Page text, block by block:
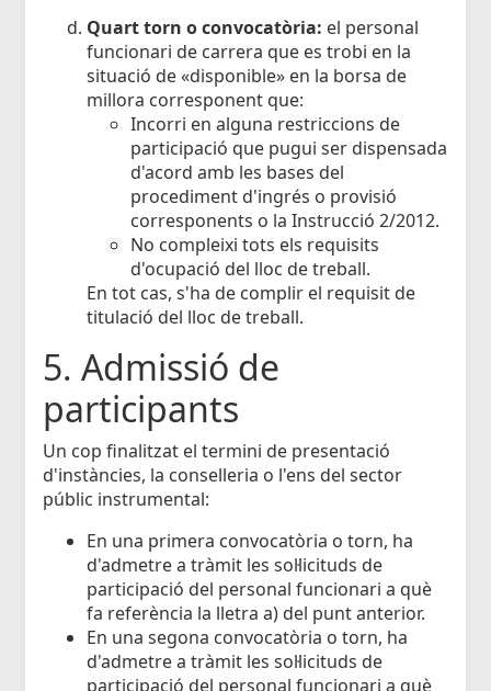
Quart torn o convocatòria: el personal
funcionari de carrera que es trobi en la
situació de «disponible» en la borsa de
millora corresponent que:
Incorri en alguna restriccions de
participació que pugui ser dispensada
d'acord amb les bases del
procediment d'ingrés o provisió
corresponents o la Instrucció 2/2012.
No compleixi tots els requisits
d'ocupació del lloc de treball.
En tot cas, s'ha de complir el requisit de
titulació del lloc de treball.
5. Admissió de
participants
Un cop finalitzat el termini de presentació
d'instàncies, la conselleria o l'ens del sector
públic instrumental:
En una primera convocatòria o torn, ha
d'admetre a tràmit les sol·licituds de
participació del personal funcionari a què
fa referència la lletra a) del punt anterior.
En una segona convocatòria o torn, ha
d'admetre a tràmit les sol·licituds de
participació del personal funcionari a què